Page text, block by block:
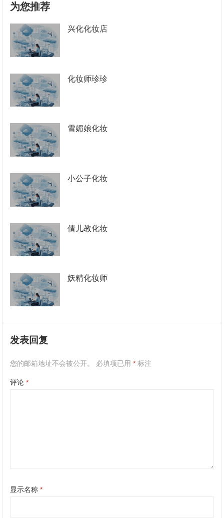
为您推荐
兴化化妆店
化妆师珍珍
雪媚娘化妆
小公子化妆
倩儿教化妆
妖精化妆师
发表回复
您的邮箱地址不会被公开。 必填项已用* 标注
评论*
显示名称*